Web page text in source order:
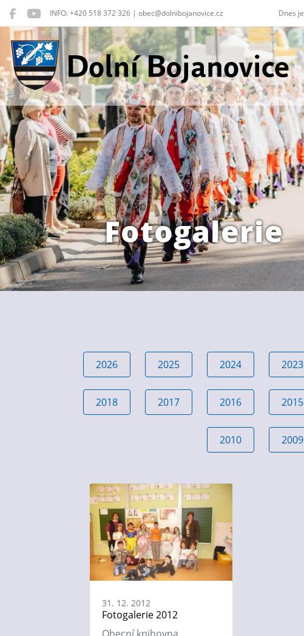
INFO: +420 518 372 326 | obec@dolnibojanovice.cz Dnes je
Dolní Bojanovice
Fotogalerie
2026 2025 2024 2023
2018 2017 2016 2015
2010 2009
31. 12. 2012
Fotogalerie 2012